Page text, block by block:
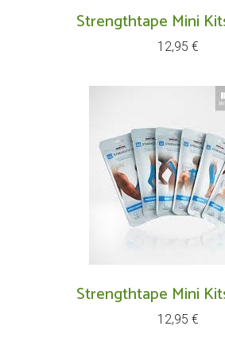
Strengthtape Mini
Prix
12,95 €
Strengthtape Mini
Prix
12,95 €